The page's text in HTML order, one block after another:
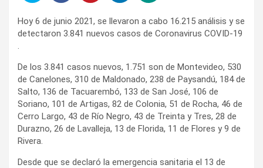
Hoy 6 de junio 2021, se llevaron a cabo 16.215 análisis y se
detectaron 3.841 nuevos casos de Coronavirus COVID-19
.
De los 3.841 casos nuevos, 1.751 son de Montevideo, 530
de Canelones, 310 de Maldonado, 238 de Paysandú, 184 de
Salto, 136 de Tacuarembó, 133 de San José, 106 de
Soriano, 101 de Artigas, 82 de Colonia, 51 de Rocha, 46 de
Cerro Largo, 43 de Río Negro, 43 de Treinta y Tres, 28 de
Durazno, 26 de Lavalleja, 13 de Florida, 11 de Flores y 9 de
Rivera.
Desde que se declaró la emergencia sanitaria el 13 de